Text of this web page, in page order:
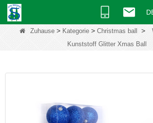
Zuhause> Kategorie> Christmas ball >
Kunststoff Glitter Xmas Ball